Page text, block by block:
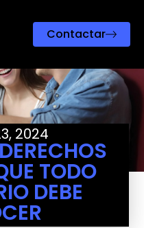
Contactar
2024
TODO
DEBE